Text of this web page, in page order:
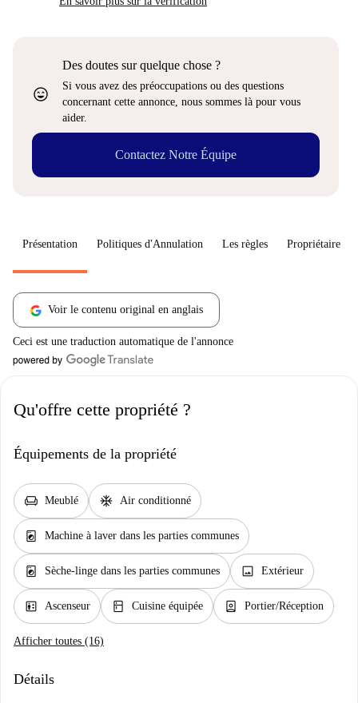
sentiment_very_satisfied
Des doutes sur quelque chose ?
Si vous avez des préoccupations ou des questions
concernant cette annonce, nous sommes là pour vous
aider.
Contactez Notre Équipe
Présentation Politiques d'Annulation Les règles Propriétaire
Voir le contenu original en anglais
Ceci est une traduction automatique de l'annonce
Qu'offre cette propriété ?
Équipements de la propriété
chair Meublé ac_unit Air conditionné
local_laundry_service Machine à laver dans les parties communes
local_laundry_service Sèche-linge dans les parties communes image Extérieur
elevator Ascenseur kitchen Cuisine équipée person_book Portier/Réception
Afficher toutes (16)
Détails